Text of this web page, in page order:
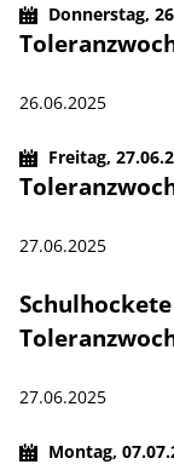
Donnerstag,
26.06.2025
Freitag,
27.06.2025
27.06.2025
Montag,